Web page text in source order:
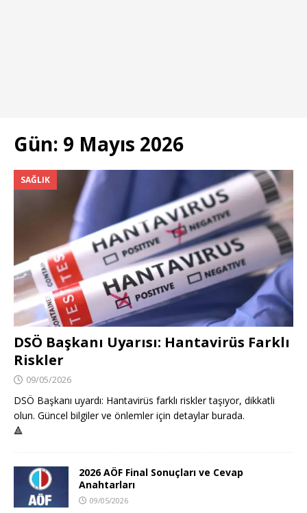
Gün: 9 Mayıs 2026
SAĞLIK
DSÖ Başkanı Uyarısı: Hantavirüs Farklı
Riskler
09/05/2026
DSÖ Başkanı uyardı: Hantavirüs farklı riskler taşıyor, dikkatli
olun. Güncel bilgiler ve önlemler için detaylar burada.
🔺
2026 AÖF Final Sonuçları ve Cevap
Anahtarları
09/05/2026